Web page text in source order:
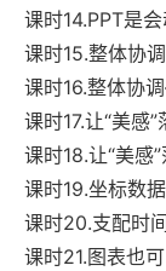
课时14.PPT是
课时15.整体协
课时16.整体协
课时17.让“美感
课时18.让“美感
课时19.坐标数
课时20.支配时
课时21.图表也